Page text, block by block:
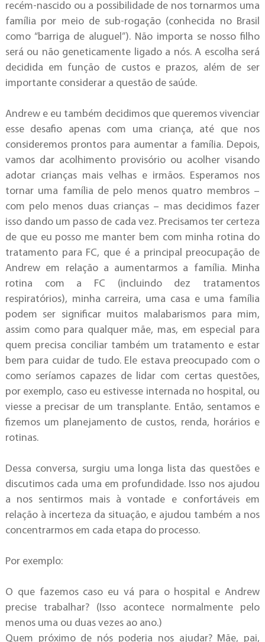
recém-nascido ou a possibilidade de nos tornarmos uma
família por meio de sub-rogação (conhecida no Brasil
como “barriga de aluguel”). Não importa se nosso filho
será ou não geneticamente ligado a nós. A escolha será
decidida em função de custos e prazos, além de ser
importante considerar a questão de saúde.
Andrew e eu também decidimos que queremos vivenciar
esse desafio apenas com uma criança, até que nos
consideremos prontos para aumentar a família. Depois,
vamos dar acolhimento provisório ou acolher visando
adotar crianças mais velhas e irmãos. Esperamos nos
tornar uma família de pelo menos quatro membros –
com pelo menos duas crianças – mas decidimos fazer
isso dando um passo de cada vez. Precisamos ter certeza
de que eu posso me manter bem com minha rotina do
tratamento para FC, que é a principal preocupação de
Andrew em relação a aumentarmos a família. Minha
rotina com a FC (incluindo dez tratamentos
respiratórios), minha carreira, uma casa e uma família
podem ser significar muitos malabarismos para mim,
assim como para qualquer mãe, mas, em especial para
quem precisa conciliar também um tratamento e estar
bem para cuidar de tudo. Ele estava preocupado com o
como seríamos capazes de lidar com certas questões,
por exemplo, caso eu estivesse internada no hospital, ou
viesse a precisar de um transplante. Então, sentamos e
fizemos um planejamento de custos, renda, horários e
rotinas.
Dessa conversa, surgiu uma longa lista das questões e
discutimos cada uma em profundidade. Isso nos ajudou
a nos sentirmos mais à vontade e confortáveis em
relação à incerteza da situação, e ajudou também a nos
concentrarmos em cada etapa do processo.
Por exemplo:
O que fazemos caso eu vá para o hospital e Andrew
precise trabalhar? (Isso acontece normalmente pelo
menos uma ou duas vezes ao ano.)
Quem próximo de nós poderia nos ajudar? Mãe, pai,